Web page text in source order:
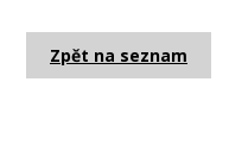
Zpět na seznam